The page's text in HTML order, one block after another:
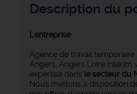
Description du
L'entreprise
Agence de travail temporaire
Angers, Angers Loire Intérim
expertise dans le secteur du
Nous mettons à disposition